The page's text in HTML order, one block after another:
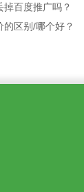
百度推广吗？
区别/哪个好？